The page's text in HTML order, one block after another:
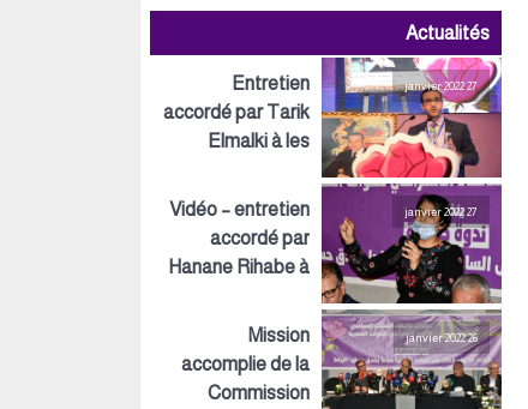
Actualités
27 janvier 2022
Entretien
accordé par Tarik
Elmalki à les
27 janvier 2022
Vidéo – entretien
accordé par
Hanane Rihabe à
26 janvier 2022
Mission
accomplie de la
Commission